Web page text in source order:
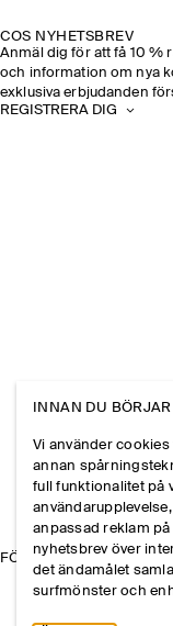
COS NYHETSBREV
Anmäl dig för att få 10 %
och information om nya
exklusiva erbjudanden
REGISTRERA DIG
FÖRETAGET
INNAN DU
Vi använder
annan
full funktionalitet på
anpassad reklam på
nyhetsbrev över
det ändamålet
surfmönster och